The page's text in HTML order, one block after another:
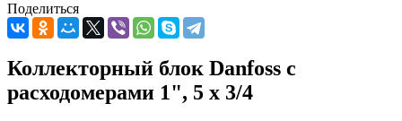
Поделиться
Коллекторный блок Danfoss с
расходомерами 1", 5 х 3/4